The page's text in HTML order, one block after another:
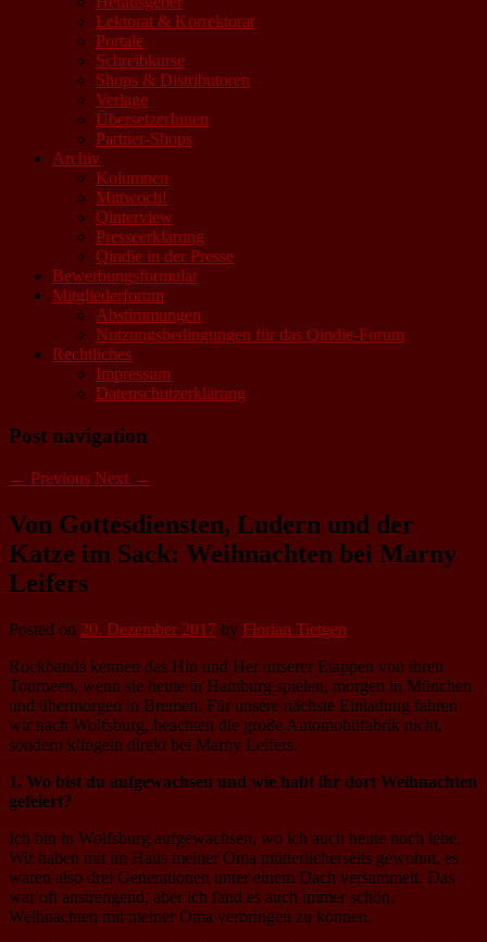
Lektorat & Korrektorat
Portale
Schreibkurse
Shops & Distributoren
Verlage
ÜbersetzerInnen
Partner-Shops
Archiv
Kolumnen
Mittwoch!
Qinterview
Presseerklärung
Qindie in der Presse
Bewerbungsformular
Mitgliederforum
Abstimmungen
Nutzungsbedingungen für das Qindie-Forum
Rechtliches
Impressum
Datenschutzerklärung
Post navigation
← Previous Next →
Von Gottesdiensten, Ludern und der
Katze im Sack: Weihnachten bei Marny
Leifers
Posted on 20. Dezember 2017 by Florian Tietgen
Rockbands kennen das Hin und Her unserer Etappen von ihren
Tourneen, wenn sie heute in Hamburg spielen, morgen in München
und übermorgen in Bremen. Für unsere nächste Einladung fahren
wir nach Wolfsburg, beachten die große Automobilfabrik nicht,
sondern klingeln direkt bei Marny Leifers.
1. Wo bist du aufgewachsen und wie habt ihr dort Weihnachten
gefeiert?
Ich bin in Wolfsburg aufgewachsen, wo ich auch heute noch lebe.
Wir haben mit im Haus meiner Oma mütterlicherseits gewohnt, es
waren also drei Generationen unter einem Dach versammelt. Das
war oft anstrengend, aber ich fand es auch immer schön,
Weihnachten mit meiner Oma verbringen zu können.